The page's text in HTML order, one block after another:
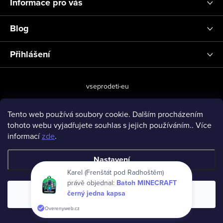
Tento web používá soubory cookie. Dalším procházením
tohoto webu vyjadřujete souhlas s jejich používáním.. Více
informacízde.
Nastavení
Souhlasím
Blog
Přihlášení
vseprodeti-eu
Copyright 2026www.vseprodeti.eu. Všechna práva vyhrazena.
Karel (Frenštát pod Radhoštěm)
právě objednal: Batoh MINECRAFT
černý jedna kapsa
Overenyweb.cz